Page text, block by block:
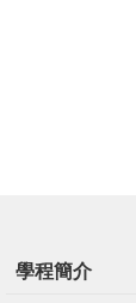
學程簡介